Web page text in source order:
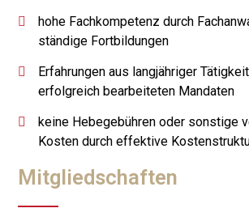
hohe Fachkompetenz durch
ständige Fortbildungen
Erfahrungen aus langjähriger
erfolgreich bearbeiteten Mandaten
keine Hebegebühren oder sonstige
Kosten durch effektive
Mitgliedschaften